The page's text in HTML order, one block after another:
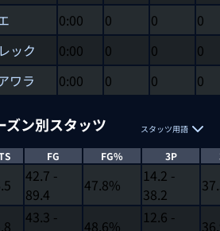
0:00 0 0
0
ック
0:00 0 0
0
ワラ
0:00 0 0 0
ズン別スタッツ スタッツ用語
FG FG% 3P
42.7 -
89.4
47.8%
14.2 -
38.2
43.3 -
48.6%
12.6 -